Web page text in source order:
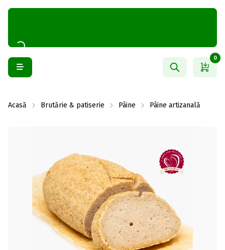
0
Acasă Brutărie & patiserie Pâine Pâine artizanală